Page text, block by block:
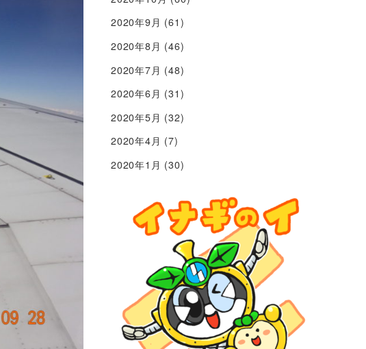
2020年9月 (61)
2020年8月 (46)
2020年7月 (48)
2020年6月 (31)
2020年5月 (32)
2020年4月 (7)
2020年1月 (30)